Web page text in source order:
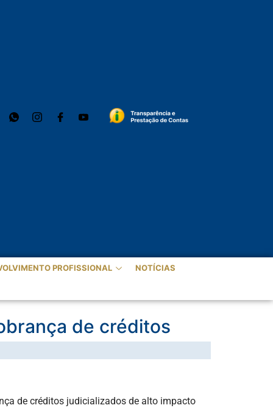
PROFISSIONAL NOTÍCIAS
de créditos
de créditos judicializados de alto impacto